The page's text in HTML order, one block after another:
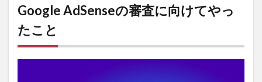
Google AdSenseの審査に向けてやっ
たこと